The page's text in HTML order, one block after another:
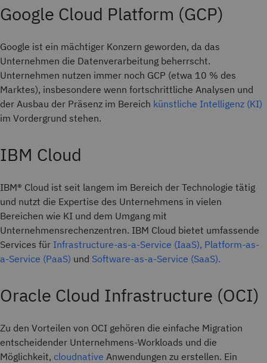
Google Cloud Platform (GCP)
Google ist ein mächtiger Konzern geworden, da das
Unternehmen die Datenverarbeitung beherrscht.
Unternehmen nutzen immer noch GCP (etwa 10 % des
Marktes), insbesondere wenn fortschrittliche Analysen und
der Ausbau der Präsenz im Bereich künstliche Intelligenz (KI)
im Vordergrund stehen.
IBM Cloud
IBM® Cloud ist seit langem im Bereich der Technologie tätig
und nutzt die Expertise des Unternehmens in vielen
Bereichen wie KI und dem Umgang mit
Unternehmensrechenzentren. IBM Cloud bietet umfassende
Services für Infrastructure-as-a-Service (IaaS), Platform-as-
a-Service (PaaS) und Software-as-a-Service (SaaS).
Oracle Cloud Infrastructure (OCI)
Zu den Vorteilen von OCI gehören die einfache Migration
entscheidender Unternehmens-Workloads und die
Möglichkeit, cloudnative Anwendungen zu erstellen. Ein